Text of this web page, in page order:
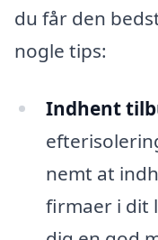
du får den
nogle tips:
Indhent
nemt at
firmaer i dit